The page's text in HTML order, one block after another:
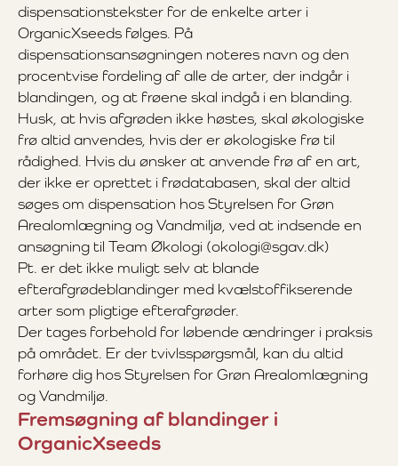
dispensationstekster for de enkelte arter i
OrganicXseeds følges. På
dispensationsansøgningen noteres navn og den
procentvise fordeling af alle de arter, der indgår i
blandingen, og at frøene skal indgå i en blanding.
Husk, at hvis afgrøden ikke høstes, skal økologiske
frø altid anvendes, hvis der er økologiske frø til
rådighed. Hvis du ønsker at anvende frø af en art,
der ikke er oprettet i frødatabasen, skal der altid
søges om dispensation hos Styrelsen for Grøn
Arealomlægning og Vandmiljø, ved at indsende en
ansøgning til Team Økologi (okologi@sgav.dk)
Pt. er det ikke muligt selv at blande
efterafgrødeblandinger med kvælstoffikserende
arter som pligtige efterafgrøder.
Der tages forbehold for løbende ændringer i praksis
på området. Er der tvivlsspørgsmål, kan du altid
forhøre dig hos Styrelsen for Grøn Arealomlægning
og Vandmiljø.
Fremsøgning af blandinger i
OrganicXseeds